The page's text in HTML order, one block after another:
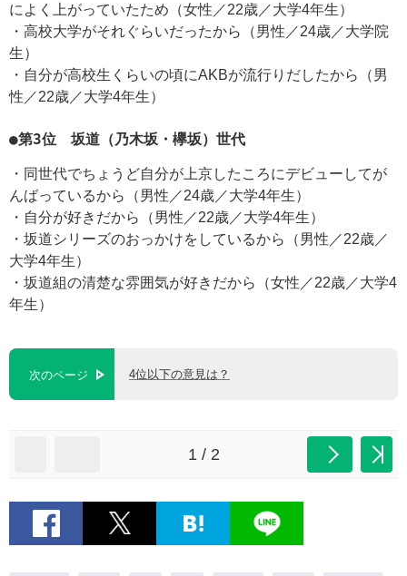
によく上がっていたため（女性／22歳／大学4年生）
・高校大学がそれぐらいだったから（男性／24歳／大学院
生）
・自分が高校生くらいの頃にAKBが流行りだしたから（男
性／22歳／大学4年生）
●第3位 坂道（乃木坂・欅坂）世代
・同世代でちょうど自分が上京したころにデビューしてが
んばっているから（男性／24歳／大学4年生）
・自分が好きだから（男性／22歳／大学4年生）
・坂道シリーズのおっかけをしているから（男性／22歳／
大学4年生）
・坂道組の清楚な雰囲気が好きだから（女性／22歳／大学4
年生）
次のページ 4位以下の意見は？
1 / 2